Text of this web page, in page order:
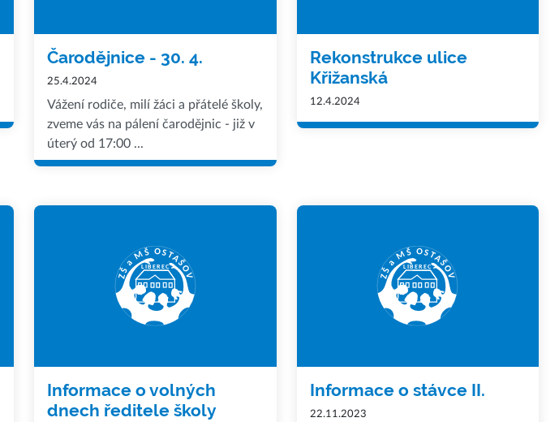
Čarodějnice - 30. 4.
25.4.2024
Vážení rodiče, milí žáci a přátelé školy,
zveme vás na pálení čarodějnic - již v
úterý od 17:00 ...
Rekonstrukce ulice
Křižanská
12.4.2024
Informace o volných
dnech ředitele školy
Informace o stávce II.
22.11.2023